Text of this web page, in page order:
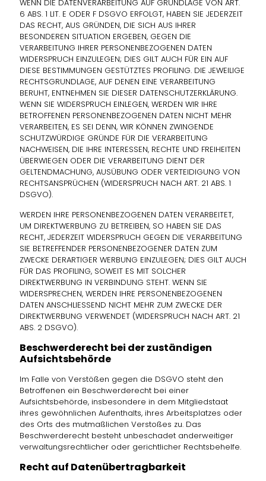
WENN DIE DATENVERARBEITUNG AUF GRUNDLAGE VON ART.
6 ABS. 1 LIT. E ODER F DSGVO ERFOLGT, HABEN SIE JEDERZEIT
DAS RECHT, AUS GRÜNDEN, DIE SICH AUS IHRER
BESONDEREN SITUATION ERGEBEN, GEGEN DIE
VERARBEITUNG IHRER PERSONENBEZOGENEN DATEN
WIDERSPRUCH EINZULEGEN; DIES GILT AUCH FÜR EIN AUF
DIESE BESTIMMUNGEN GESTÜTZTES PROFILING. DIE JEWEILIGE
RECHTSGRUNDLAGE, AUF DENEN EINE VERARBEITUNG
BERUHT, ENTNEHMEN SIE DIESER DATENSCHUTZERKLÄRUNG.
WENN SIE WIDERSPRUCH EINLEGEN, WERDEN WIR IHRE
BETROFFENEN PERSONENBEZOGENEN DATEN NICHT MEHR
VERARBEITEN, ES SEI DENN, WIR KÖNNEN ZWINGENDE
SCHUTZWÜRDIGE GRÜNDE FÜR DIE VERARBEITUNG
NACHWEISEN, DIE IHRE INTERESSEN, RECHTE UND FREIHEITEN
ÜBERWIEGEN ODER DIE VERARBEITUNG DIENT DER
GELTENDMACHUNG, AUSÜBUNG ODER VERTEIDIGUNG VON
RECHTSANSPRÜCHEN (WIDERSPRUCH NACH ART. 21 ABS. 1
DSGVO).
WERDEN IHRE PERSONENBEZOGENEN DATEN VERARBEITET,
UM DIREKTWERBUNG ZU BETREIBEN, SO HABEN SIE DAS
RECHT, JEDERZEIT WIDERSPRUCH GEGEN DIE VERARBEITUNG
SIE BETREFFENDER PERSONENBEZOGENER DATEN ZUM
ZWECKE DERARTIGER WERBUNG EINZULEGEN; DIES GILT AUCH
FÜR DAS PROFILING, SOWEIT ES MIT SOLCHER
DIREKTWERBUNG IN VERBINDUNG STEHT. WENN SIE
WIDERSPRECHEN, WERDEN IHRE PERSONENBEZOGENEN
DATEN ANSCHLIESSEND NICHT MEHR ZUM ZWECKE DER
DIREKTWERBUNG VERWENDET (WIDERSPRUCH NACH ART. 21
ABS. 2 DSGVO).
Beschwerde­recht bei der zuständigen
Aufsichts­behörde
Im Falle von Verstößen gegen die DSGVO steht den
Betroffenen ein Beschwerderecht bei einer
Aufsichtsbehörde, insbesondere in dem Mitgliedstaat
ihres gewöhnlichen Aufenthalts, ihres Arbeitsplatzes oder
des Orts des mutmaßlichen Verstoßes zu. Das
Beschwerderecht besteht unbeschadet anderweitiger
verwaltungsrechtlicher oder gerichtlicher Rechtsbehelfe.
Recht auf Daten­übertrag­barkeit